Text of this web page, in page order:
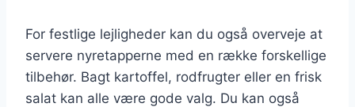
For festlige lejligheder kan du også overveje at
servere nyretapperne med en række forskellige
tilbehør. Bagt kartoffel, rodfrugter eller en frisk
salat kan alle være gode valg. Du kan også